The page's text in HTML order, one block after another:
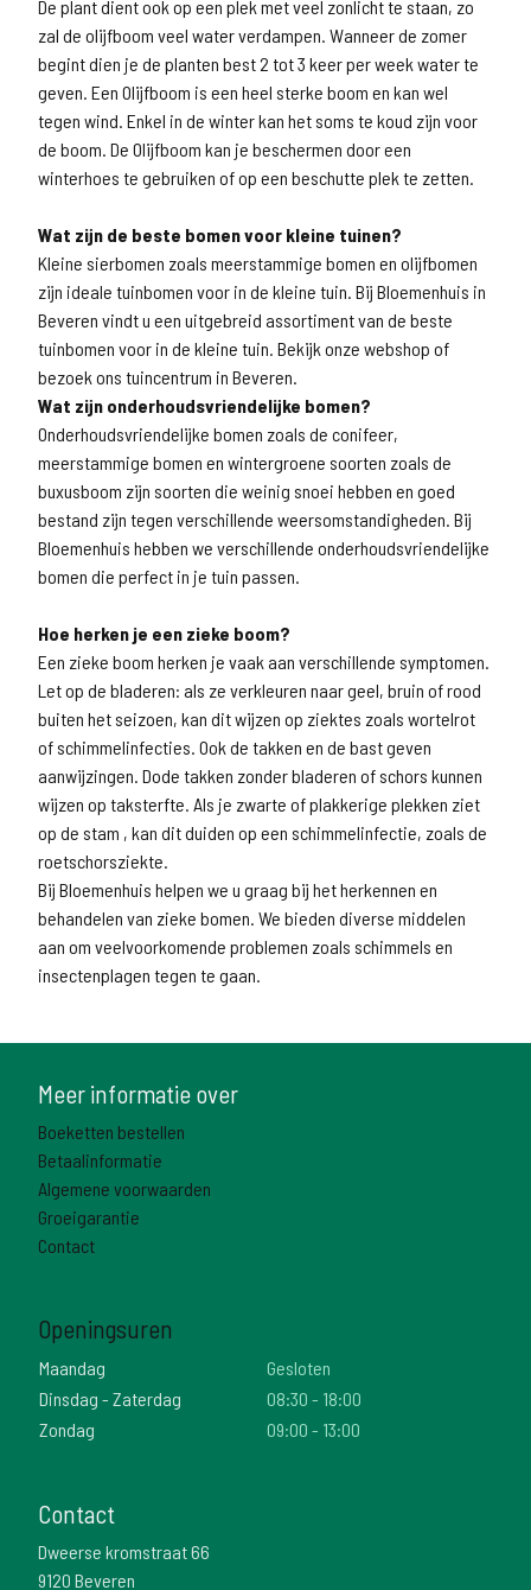
De plant dient ook op een plek met veel zonlicht te staan, zo
zal de olijfboom veel water verdampen. Wanneer de zomer
begint dien je de planten best 2 tot 3 keer per week water te
geven. Een Olijfboom is een heel sterke boom en kan wel
tegen wind. Enkel in de winter kan het soms te koud zijn voor
de boom. De Olijfboom kan je beschermen door een
winterhoes te gebruiken of op een beschutte plek te zetten.
Wat zijn de beste bomen voor kleine tuinen?
Kleine sierbomen zoals meerstammige bomen en olijfbomen
zijn ideale tuinbomen voor in de kleine tuin. Bij Bloemenhuis in
Beveren vindt u een uitgebreid assortiment van de beste
tuinbomen voor in de kleine tuin. Bekijk onze webshop of
bezoek ons tuincentrum in Beveren.
Wat zijn onderhoudsvriendelijke bomen?
Onderhoudsvriendelijke bomen zoals de conifeer,
meerstammige bomen en wintergroene soorten zoals de
buxusboom zijn soorten die weinig snoei hebben en goed
bestand zijn tegen verschillende weersomstandigheden. Bij
Bloemenhuis hebben we verschillende onderhoudsvriendelijke
bomen die perfect in je tuin passen.
Hoe herken je een zieke boom?
Een zieke boom herken je vaak aan verschillende symptomen.
Let op de bladeren: als ze verkleuren naar geel, bruin of rood
buiten het seizoen, kan dit wijzen op ziektes zoals wortelrot
of schimmelinfecties. Ook de takken en de bast geven
aanwijzingen. Dode takken zonder bladeren of schors kunnen
wijzen op taksterfte. Als je zwarte of plakkerige plekken ziet
op de stam , kan dit duiden op een schimmelinfectie, zoals de
roetschorsziekte.
Bij Bloemenhuis helpen we u graag bij het herkennen en
behandelen van zieke bomen. We bieden diverse middelen
aan om veelvoorkomende problemen zoals schimmels en
insectenplagen tegen te gaan.
Meer informatie over
Boeketten bestellen
Betaalinformatie
Algemene voorwaarden
Groeigarantie
Contact
Openingsuren
Maandag
Gesloten
Dinsdag - Zaterdag
08:30 - 18:00
Zondag
09:00 - 13:00
Contact
Dweerse kromstraat 66
9120 Beveren